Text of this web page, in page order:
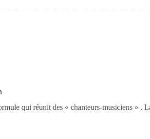
qui réunit des « chanteurs-musiciens » .